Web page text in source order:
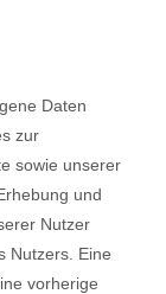
Daten
zur
sowie unserer
und
Nutzer
Nutzers. Eine
vorherige